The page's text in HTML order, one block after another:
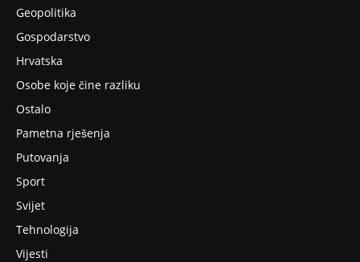
Geopolitika
Gospodarstvo
Hrvatska
Osobe koje čine razliku
Ostalo
Pametna rješenja
Putovanja
Sport
Svijet
Tehnologija
Vijesti